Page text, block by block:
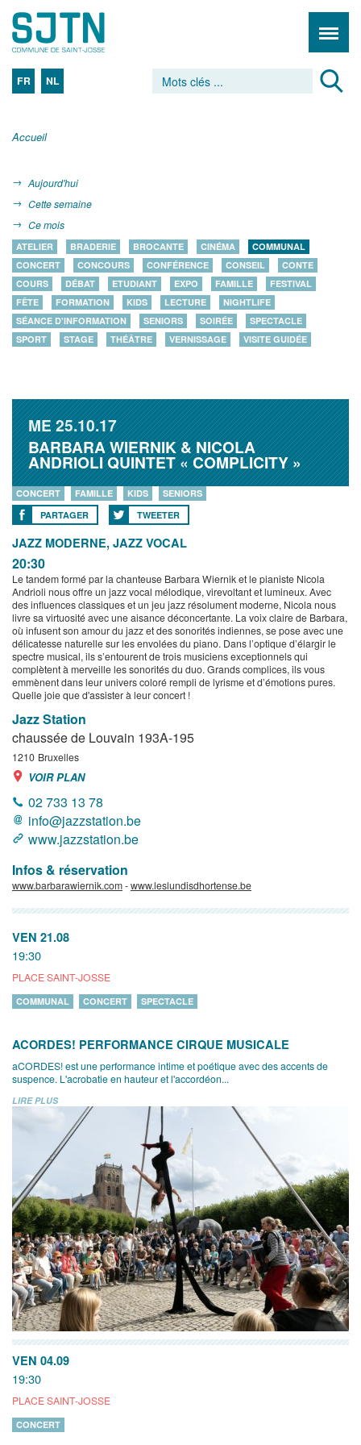
FR NL
Accueil
Aujourd'hui
Cette semaine
Ce mois
ATELIER BRADERIE BROCANTE CINÉMA
COMMUNAL
CONCERT
CONCOURS CONFÉRENCE CONSEIL
CONTE
COURS
DÉBAT ETUDIANT EXPO FAMILLE
FESTIVAL
FÊTE
FORMATION KIDS LECTURE
NIGHTLIFE
SÉANCE D'INFORMATION
SENIORS SOIRÉE
SPECTACLE
SPORT
STAGE THÉÂTRE VERNISSAGE VISITE GUIDÉE
ME25.10.17
BARBARA WIERNIK & NICOLA
ANDRIOLI QUINTET « COMPLICITY »
CONCERT FAMILLE KIDS
SENIORS
PARTAGER
TWEETER
JAZZ MODERNE, JAZZ VOCAL
20:30
Le tandem formé par la chanteuse Barbara Wiernik et le pianiste Nicola
Andrioli nous offre un jazz vocal mélodique, virevoltant et lumineux. Avec
des influences classiques et un jeu jazz résolument moderne, Nicola nous
livre sa virtuosité avec une aisance déconcertante. La voix claire de Barbara,
où infusent son amour du jazz et des sonorités indiennes, se pose avec une
délicatesse naturelle sur les envolées du piano. Dans l’optique d’élargir le
spectre musical, ils s’entourent de trois musiciens exceptionnels qui
complètent à merveille les sonorités du duo. Grands complices, ils vous
emmènent dans leur univers coloré rempli de lyrisme et d’émotions pures.
Quelle joie que d'assister à leur concert !
Jazz Station
chaussée de Louvain 193A-195
1210 Bruxelles
VOIR PLAN
02 733 13 78
info@jazzstation.be
www.jazzstation.be
Infos & réservation
www.barbarawiernik.com-www.leslundisdhortense.be
VEN 21.08
19:30
PLACE SAINT-JOSSE
COMMUNAL CONCERT SPECTACLE
ACORDES! PERFORMANCE CIRQUE MUSICALE
aCORDES! est une performance intime et poétique avec des accents de
suspence. L'acrobatie en hauteur et l'accordéon...
LIRE PLUS
VEN 04.09
19:30
PLACE SAINT-JOSSE
CONCERT